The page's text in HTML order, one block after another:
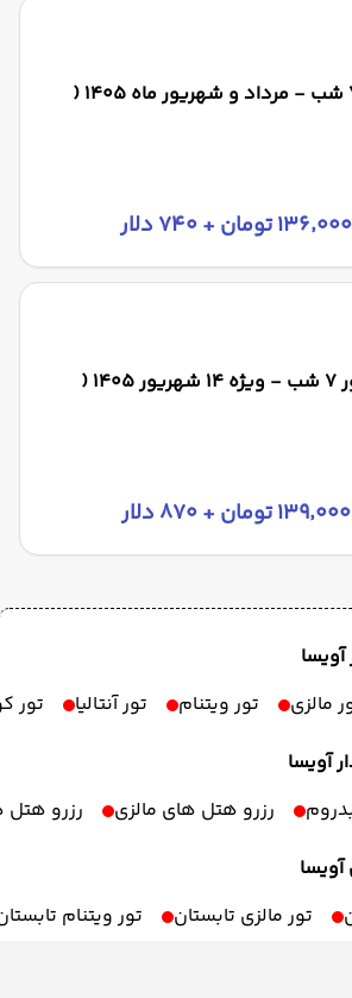
تور بالی + اوبود 7 شب - مرداد و شهریور ماه 1405 (
تور بالی + سنگاپور 7 شب - ویژه 14 شهریور 1405 (
مالزی تور ویتنام تور آنتالیا
تور
آویسا
رزرو هتل های مالزی
رزرو هتل
آویسا
تور مالزی تابستان تور ویتنام